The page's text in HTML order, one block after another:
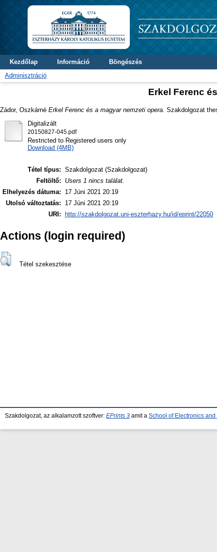
Kezdőlap Információ
Böngészés
Adminisztráció
Erkel Ferenc
Zádor, Oszkárné Erkel Ferenc és a magyar nemzeti opera. Szakdolgozat
Digitalizált
20150827-045.pdf
Restricted to Registered users only
Download (4MB)
Tétel típus: Szakdolgozat (Szakdolgozat)
Feltöltő:
Users 1 nincs találat.
Elhelyezés dátuma:
17 Júni 2021 20:19
Utolsó változtatás:
17 Júni 2021 20:19
URI:
http://szakdolgozat.uni-eszterhazy.hu/id/eprint/22050
Actions (login required)
Tétel szekesztése
Szakdolgozat, az alkalamzott szoftver: EPrints 3 amit a School of Electronics